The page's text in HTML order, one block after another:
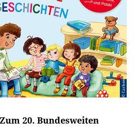
© Carlsen
Zum 20. Bundesweiten